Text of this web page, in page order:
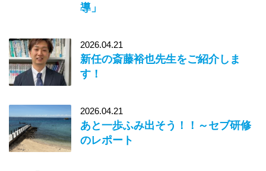
導」
2026.04.21
新任の斎藤裕也先生をご紹介しま
す！
2026.04.21
あと一歩ふみ出そう！！～セブ研修
のレポート